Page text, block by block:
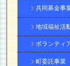
共同募金事
地域福祉活
ボランティ
町委託事業